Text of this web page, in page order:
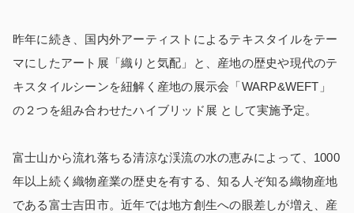
昨年に続き、国内外アーティストによるテキスタイルをテー
マにしたアート展「織りと気配」と、産地の歴史や現代のテ
キスタイルシーンを紐解く産地の展示会「WARP&WEFT」
の２つを組み合わせたハイブリッド展 として実施予定。
富士山から流れ落ちる清涼な渓流の水の恵みによって、1000
年以上続く織物産業の歴史を有する、知る人ぞ知る織物産地
である富士吉田市。近年では地方創生への眼差しが増え、産